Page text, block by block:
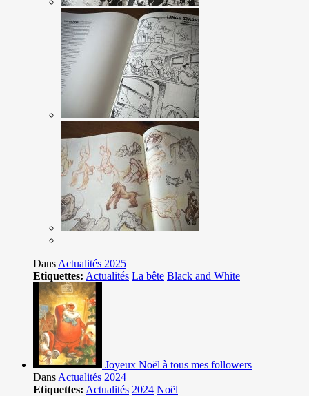
Dans Actualités 2025
Etiquettes: Actualités La bête Black and White
Joyeux Noël à tous mes followers
Dans Actualités 2024
Etiquettes: Actualités 2024 Noël